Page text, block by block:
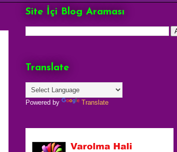
Site İçi Blog Araması
Translate
Powered by Translate